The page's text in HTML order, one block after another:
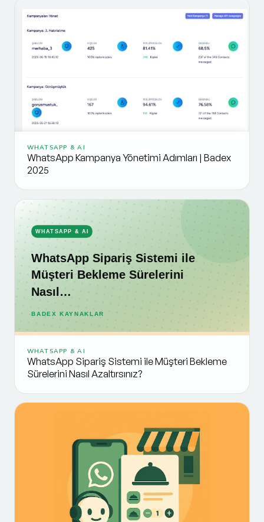
WHATSAPP & AI
WhatsApp Kampanya Yönetimi Adımları | Badex
2025
WHATSAPP & AI
WhatsApp Sipariş Sistemi ile
Müşteri Bekleme Sürelerini
Nasıl…
BADEX KAYNAKLAR
WHATSAPP & AI
WhatsApp Sipariş Sistemi ile Müşteri Bekleme
Sürelerini Nasıl Azaltırsınız?